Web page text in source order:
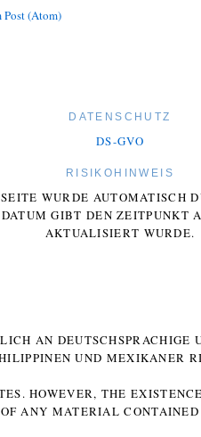
Post (Atom)
DATENSCHUTZ
DS-GVO
RISIKOHINWEIS
WURDE AUTOMATISCH
GIBT DEN ZEITPUNKT
AKTUALISIERT WURDE.
AN DEUTSCHSPRACHIGE
UND MEXIKANER
HOWEVER, THE
ANY MATERIAL